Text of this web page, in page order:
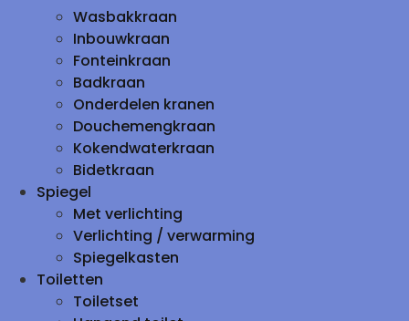
Wasbakkraan
Inbouwkraan
Fonteinkraan
Badkraan
Onderdelen kranen
Douchemengkraan
Kokendwaterkraan
Bidetkraan
Spiegel
Met verlichting
Verlichting / verwarming
Spiegelkasten
Toiletten
Toiletset